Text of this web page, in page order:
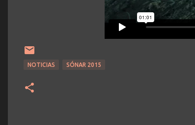
NOTICIAS SÓNAR 2015